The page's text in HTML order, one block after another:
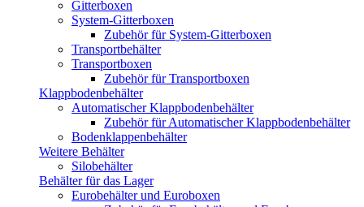
Gitterboxen
System-Gitterboxen
Zubehör für System-Gitterboxen
Transportbehälter
Transportboxen
Zubehör für Transportboxen
Klappbodenbehälter
Automatischer Klappbodenbehälter
Zubehör für Automatischer Klappbodenbehälter
Bodenklappenbehälter
Weitere Behälter
Silobehälter
Behälter für das Lager
Eurobehälter und Euroboxen